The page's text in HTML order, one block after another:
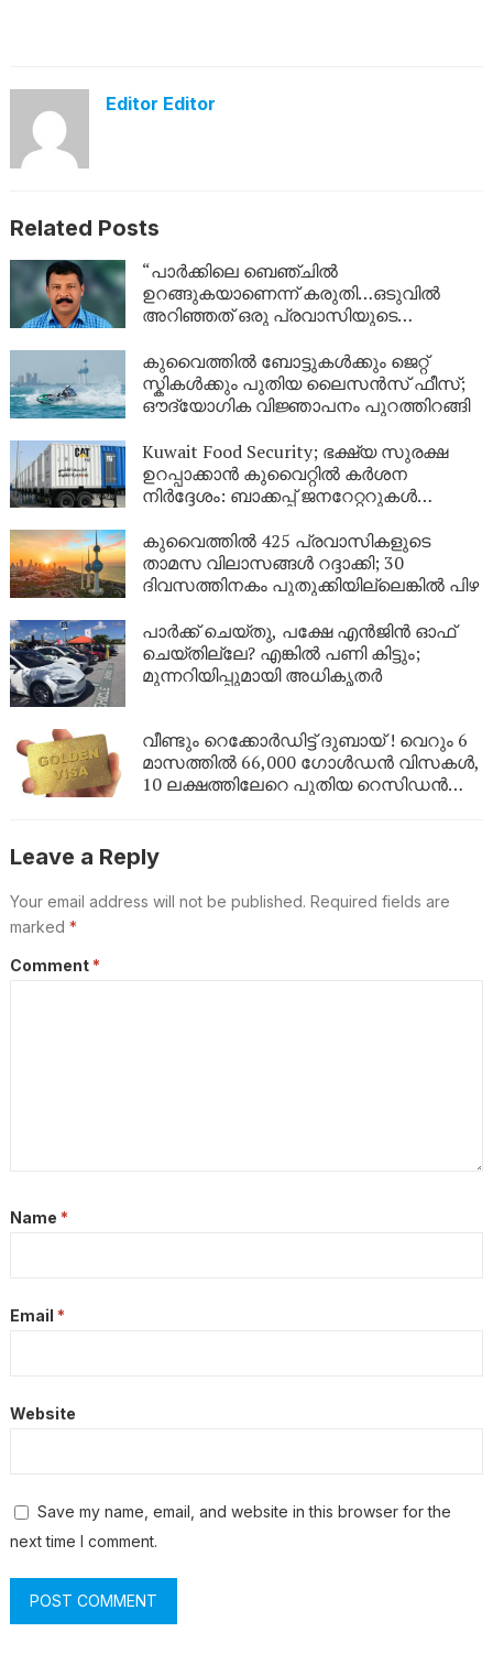
Editor Editor
Related Posts
“പാർക്കിലെ ബെഞ്ചിൽ
ഉറങ്ങുകയാണെന്ന് കരുതി…ഒടുവിൽ
അറിഞ്ഞത് ഒരു പ്രവാസിയുടെ
യുഎഇയിലെ തെരുവിൽ; ‘വാപ്പയെ
കാണണം’ എന്ന് കണ്ണീരോടെ മകൾ
കുവൈത്തിൽ ബോട്ടുകൾക്കും ജെറ്റ്
സ്കികൾക്കും പുതിയ ലൈസൻസ് ഫീസ്;
ഔദ്യോഗിക വിജ്ഞാപനം പുറത്തിറങ്ങി
Kuwait Food Security; ഭക്ഷ്യ സുരക്ഷ
ഉറപ്പാക്കാൻ കുവൈറ്റിൽ കർശന
നിർദ്ദേശം: ബാക്കപ്പ് ജനറേറ്ററുകൾ
കുവൈത്തിൽ 425 പ്രവാസികളുടെ
താമസ വിലാസങ്ങൾ റദ്ദാക്കി; 30
ദിവസത്തിനകം പുതുക്കിയില്ലെങ്കിൽ പിഴ
പാർക്ക് ചെയ്തു, പക്ഷേ എൻജിൻ ഓഫ്
ചെയ്തില്ലേ? എങ്കിൽ പണി കിട്ടും;
മുന്നറിയിപ്പുമായി അധികൃതർ
വീണ്ടും റെക്കോർഡിട്ട് ദുബായ് ! വെറും 6
മാസത്തിൽ 66,000 ഗോൾഡൻ വിസകൾ,
10 ലക്ഷത്തിലേറെ പുതിയ റെസിഡൻസി
Leave a Reply
Your email address will not be published. Required fields are
marked *
Comment *
Name *
Email *
Website
Save my name, email, and website in this browser for the
next time I comment.